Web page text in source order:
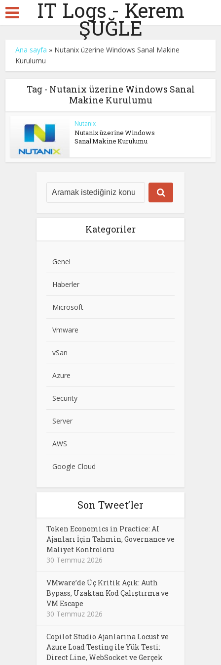
IT Logs - Kerem
ŞUĞLE
Ana sayfa » Nutanix üzerine Windows Sanal Makine
Kurulumu
Tag - Nutanix üzerine Windows Sanal
Makine Kurulumu
Nutanix
Nutanix üzerine Windows
Sanal Makine Kurulumu
Kategoriler
Genel
Haberler
Microsoft
Vmware
vSan
Azure
Security
Server
AWS
Google Cloud
Son Tweet’ler
Token Economics in Practice: AI
Ajanları İçin Tahmin, Governance ve
Maliyet Kontrolörü
30 Temmuz 2026
VMware’de Üç Kritik Açık: Auth
Bypass, Uzaktan Kod Çalıştırma ve
VM Escape
30 Temmuz 2026
Copilot Studio Ajanlarına Locust ve
Azure Load Testing ile Yük Testi:
Direct Line, WebSocket ve Gerçek